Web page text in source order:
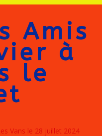
Amis
à
le
Vans le 28 juillet 2024